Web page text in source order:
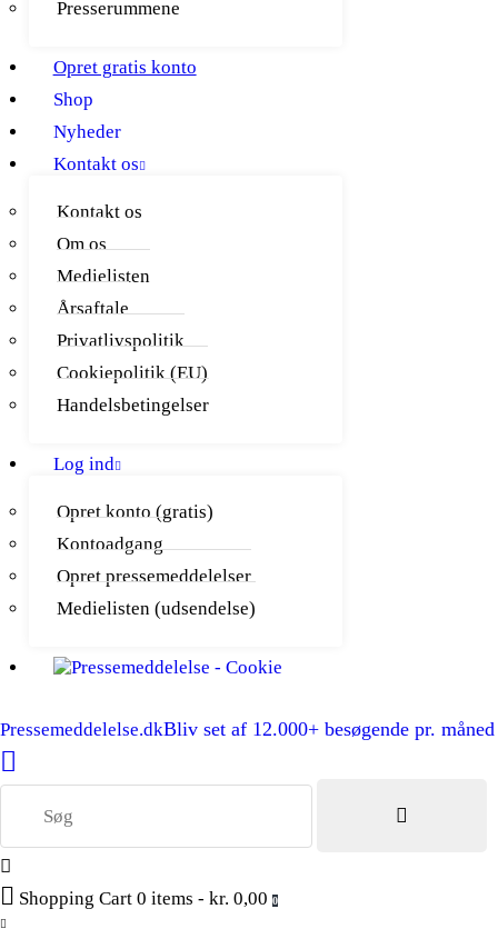
Presserummene
Opret gratis konto
Shop
Nyheder
Kontakt os
Kontakt os
Om os
Medielisten
Årsaftale
Privatlivspolitik
Cookiepolitik (EU)
Handelsbetingelser
Log ind
Opret konto (gratis)
Kontoadgang
Opret pressemeddelelser
Medielisten (udsendelse)
Pressemeddelelse.dkBliv set af 12.000+ besøgende pr. måned
Shopping Cart 0 items - kr. 0,00 0